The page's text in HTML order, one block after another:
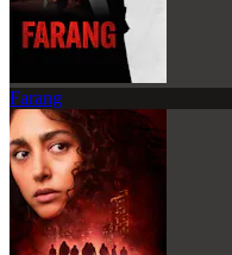
Farang